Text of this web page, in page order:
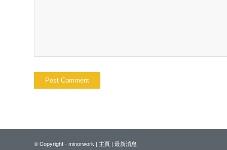
© Copyright - minorwork | 主頁 | 最新消息